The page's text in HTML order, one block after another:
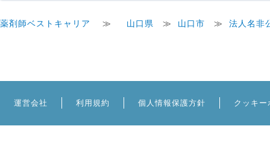
薬剤師ベストキャリア ≫ 山口県 ≫ 山口市 ≫ 法人名非
運営会社 利用規約 個人情報保護方針 クッキー